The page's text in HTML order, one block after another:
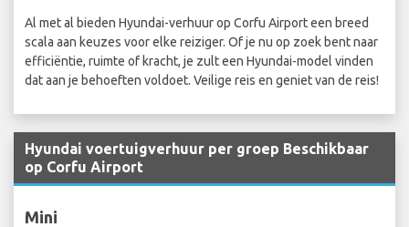
Al met al bieden Hyundai-verhuur op Corfu Airport een breed
scala aan keuzes voor elke reiziger. Of je nu op zoek bent naar
efficiëntie, ruimte of kracht, je zult een Hyundai-model vinden
dat aan je behoeften voldoet. Veilige reis en geniet van de reis!
Hyundai voertuigverhuur per groep Beschikbaar
op Corfu Airport
Mini